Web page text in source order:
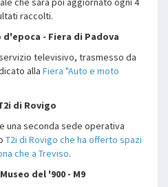
raccolti.
- Fiera di Padova
televisivo, trasmesso da
alla Fiera "Auto e moto
di Rovigo
una seconda sede operativa
T2i di Rovigo che ha offerto spazi
che a Treviso.
del '900 - M9